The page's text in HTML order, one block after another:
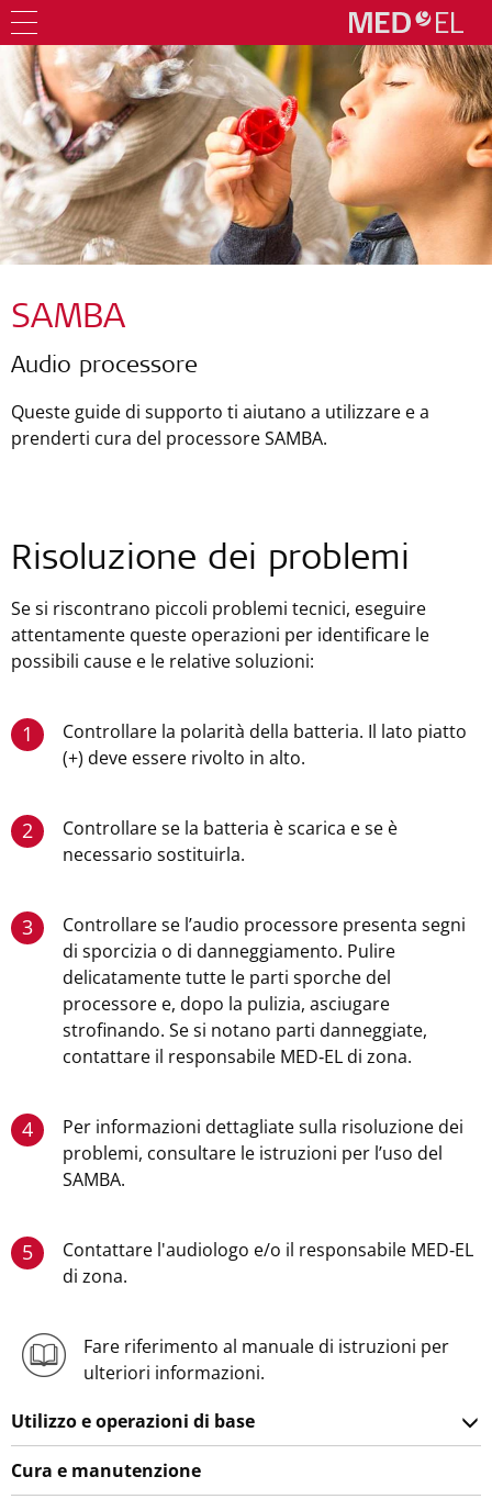
SAMBA
Audio processore
Queste guide di supporto ti aiutano a utilizzare e a
prenderti cura del processore SAMBA.
Risoluzione dei problemi
Se si riscontrano piccoli problemi tecnici, eseguire
attentamente queste operazioni per identificare le
possibili cause e le relative soluzioni:
1
Controllare la polarità della batteria. Il lato piatto
(+) deve essere rivolto in alto.
2
Controllare se la batteria è scarica e se è
necessario sostituirla.
3
Controllare se l’audio processore presenta segni
di sporcizia o di danneggiamento. Pulire
delicatamente tutte le parti sporche del
processore e, dopo la pulizia, asciugare
strofinando. Se si notano parti danneggiate,
contattare il responsabile MED‑EL di zona.
4
Per informazioni dettagliate sulla risoluzione dei
problemi, consultare le istruzioni per l’uso del
SAMBA.
5
Contattare l'audiologo e/o il responsabile MED‑EL
di zona.
Fare riferimento al manuale di istruzioni per
ulteriori informazioni.
Utilizzo e operazioni di base
Cura e manutenzione